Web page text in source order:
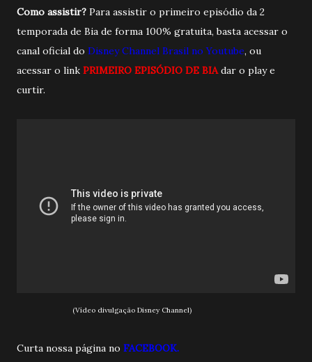
Como assistir? Para assistir o primeiro episódio da 2
temporada de Bia de forma 100% gratuita, basta acessar o
canal oficial do Disney Channel Brasil no Youtube, ou
acessar o link PRIMEIRO EPISÓDIO DE BIA dar o play e
curtir.
(Vídeo divulgação Disney Channel)
Curta nossa página no FACEBOOK.